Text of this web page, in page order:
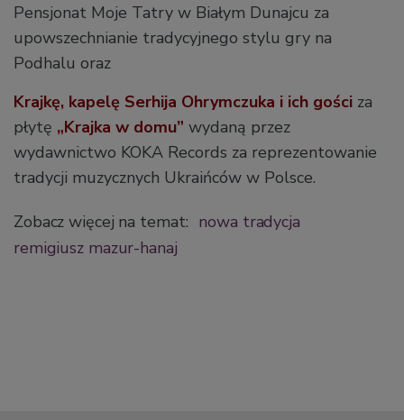
Pensjonat Moje Tatry w Białym Dunajcu za
upowszechnianie tradycyjnego stylu gry na
Podhalu oraz
Krajkę, kapelę Serhija Ohrymczuka i ich gości za
płytę „Krajka w domu” wydaną przez
wydawnictwo KOKA Records za reprezentowanie
tradycji muzycznych Ukraińców w Polsce.
Zobacz więcej na temat: nowa tradycja
remigiusz mazur-hanaj